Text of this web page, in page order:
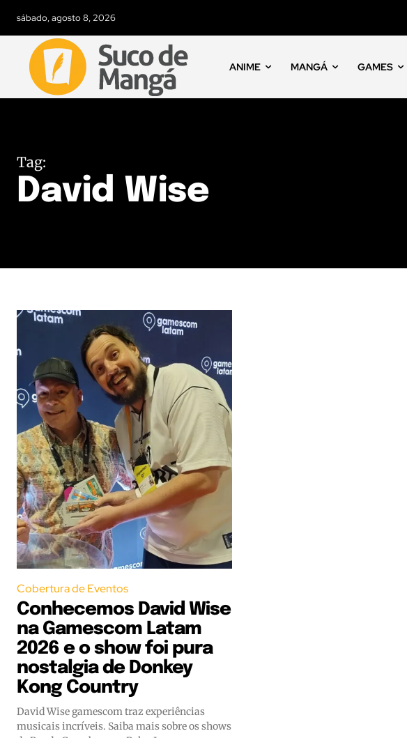
sábado, agosto 8, 2026
ANIME MANGÁ GAMES
Tag:
David Wise
Cobertura de Eventos
Conhecemos David Wise
na Gamescom Latam
2026 e o show foi pura
nostalgia de Donkey
Kong Country
David Wise gamescom traz experiências
musicais incríveis. Saiba mais sobre os shows